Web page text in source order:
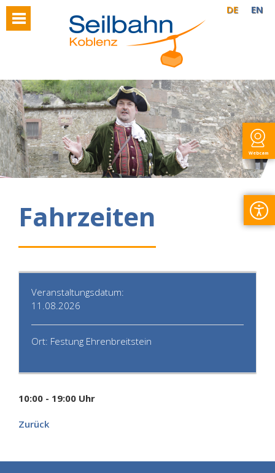
Webcam
DE EN
Fahrzeiten
Veranstaltungsdatum:
11.08.2026
Ort: Festung Ehrenbreitstein
10:00 - 19:00 Uhr
Zurück